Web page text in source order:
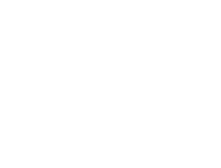
はありません。
品に未対応品が
年1月12日よ